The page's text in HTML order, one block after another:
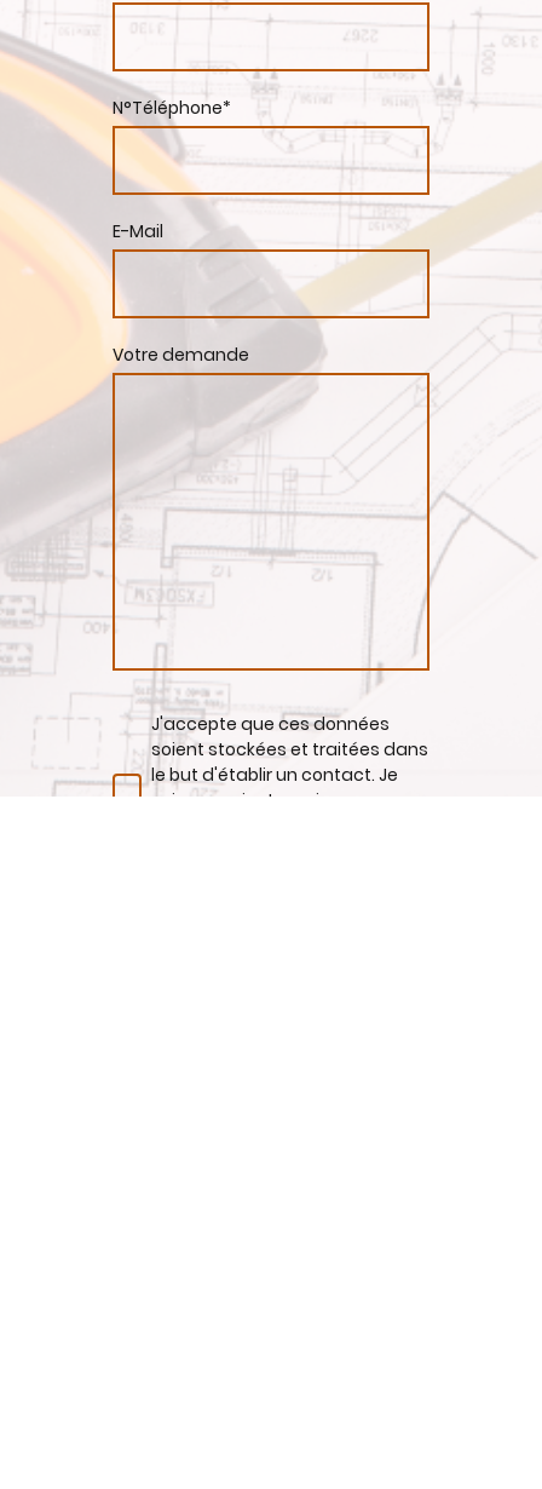
N°Téléphone*
E-Mail
Votre demande
J'accepte que ces données
soient stockées et traitées dans
le but d'établir un contact. Je
suis conscient que je peux